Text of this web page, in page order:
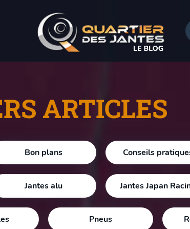
ARTICLES
Bon plans Conseils
Jantes alu Jantes Japan
Pneus